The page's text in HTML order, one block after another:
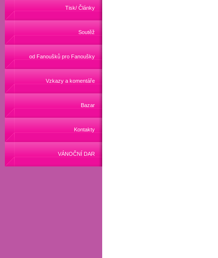
Tisk/ Články
Soutěž
od Fanoušků pro Fanoušky
Vzkazy a komentáře
Bazar
Kontakty
VÁNOČNÍ DAR